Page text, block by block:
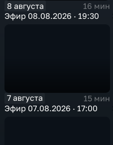
8 августа
16 мин
Эфир 08.08.2026 · 19:30
7 августа
15 мин
Эфир 07.08.2026 · 17:00